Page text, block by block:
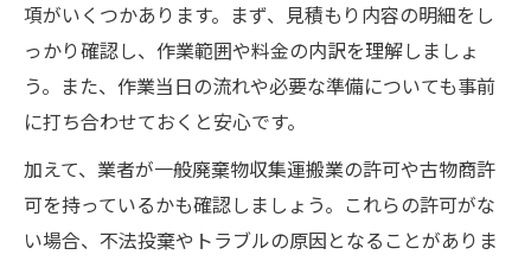
項がいくつかあります。まず、見積もり内容の明細をし
っかり確認し、作業範囲や料金の内訳を理解しましょ
う。また、作業当日の流れや必要な準備についても事前
に打ち合わせておくと安心です。
加えて、業者が一般廃棄物収集運搬業の許可や古物商許
可を持っているかも確認しましょう。これらの許可がな
い場合、不法投棄やトラブルの原因となることがありま